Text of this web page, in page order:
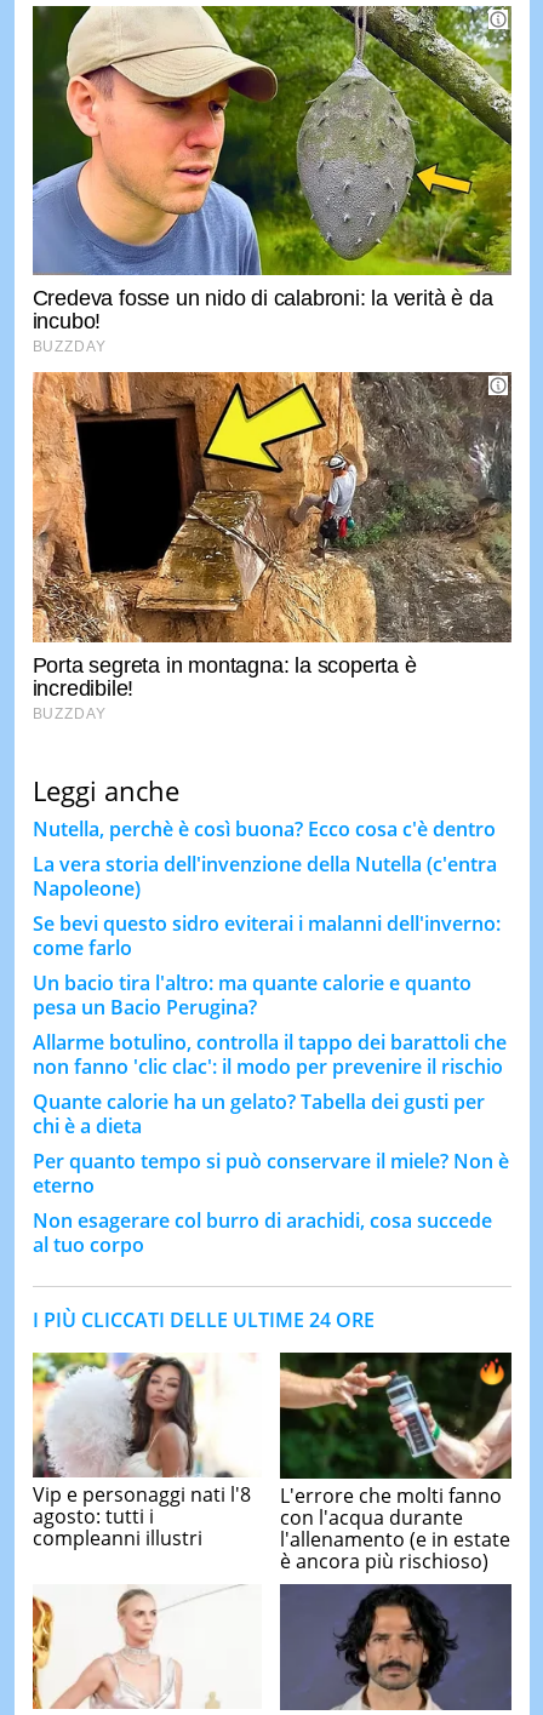
Leggi anche
Nutella, perchè è così buona? Ecco cosa c'è dentro
La vera storia dell'invenzione della Nutella (c'entra
Napoleone)
Se bevi questo sidro eviterai i malanni dell'inverno:
come farlo
Un bacio tira l'altro: ma quante calorie e quanto
pesa un Bacio Perugina?
Allarme botulino, controlla il tappo dei barattoli che
non fanno 'clic clac': il modo per prevenire il rischio
Quante calorie ha un gelato? Tabella dei gusti per
chi è a dieta
Per quanto tempo si può conservare il miele? Non è
eterno
Non esagerare col burro di arachidi, cosa succede
al tuo corpo
I PIÙ CLICCATI DELLE ULTIME 24 ORE
Vip e personaggi nati l'8
agosto: tutti i
compleanni illustri
L'errore che molti fanno
con l'acqua durante
l'allenamento (e in estate
è ancora più rischioso)